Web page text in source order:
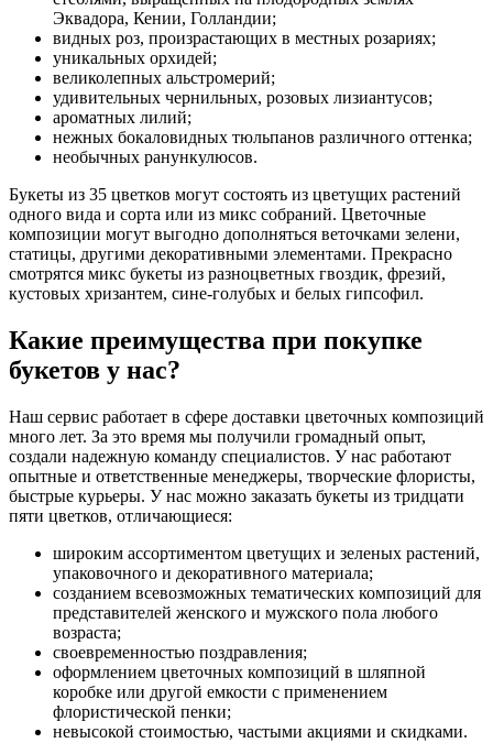
Эквадора, Кении, Голландии;
видных роз, произрастающих в местных розариях;
уникальных орхидей;
великолепных альстромерий;
удивительных чернильных, розовых лизиантусов;
ароматных лилий;
нежных бокаловидных тюльпанов различного оттенка;
необычных ранункулюсов.
Букеты из 35 цветков могут состоять из цветущих растений
одного вида и сорта или из микс собраний. Цветочные
композиции могут выгодно дополняться веточками зелени,
статицы, другими декоративными элементами. Прекрасно
смотрятся микс букеты из разноцветных гвоздик, фрезий,
кустовых хризантем, сине-голубых и белых гипсофил.
Какие преимущества при покупке
букетов у нас?
Наш сервис работает в сфере доставки цветочных композиций
много лет. За это время мы получили громадный опыт,
создали надежную команду специалистов. У нас работают
опытные и ответственные менеджеры, творческие флористы,
быстрые курьеры. У нас можно заказать букеты из тридцати
пяти цветков, отличающиеся:
широким ассортиментом цветущих и зеленых растений,
упаковочного и декоративного материала;
созданием всевозможных тематических композиций для
представителей женского и мужского пола любого
возраста;
своевременностью поздравления;
оформлением цветочных композиций в шляпной
коробке или другой емкости с применением
флористической пенки;
невысокой стоимостью, частыми акциями и скидками.